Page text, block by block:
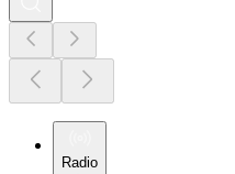
Radio